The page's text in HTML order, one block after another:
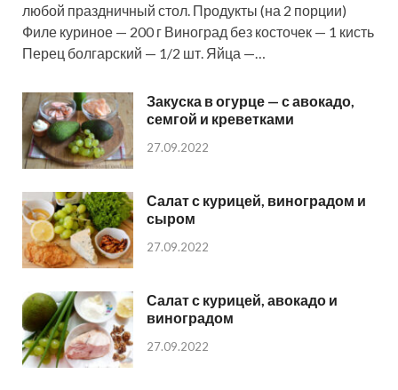
любой праздничный стол. Продукты (на 2 порции)
Филе куриное — 200 г Виноград без косточек — 1 кисть
Перец болгарский — 1/2 шт. Яйца —…
Закуска в огурце — с авокадо,
семгой и креветками
27.09.2022
Салат с курицей, виноградом и
сыром
27.09.2022
Салат с курицей, авокадо и
виноградом
27.09.2022